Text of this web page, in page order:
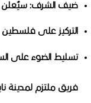
ضيف الشرف:سيُعلن
التركيز على فلسطين
تسليط الضوء على
فريق ملتزم لمدينة